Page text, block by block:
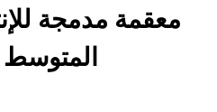
معقمة مدمجة